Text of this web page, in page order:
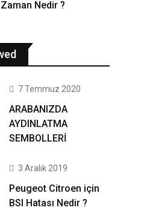
Zaman Nedir ?
7 Temmuz 2020
ARABANIZDA
AYDINLATMA
SEMBOLLERİ
3 Aralık 2019
Peugeot Citroen için
BSI Hatası Nedir ?